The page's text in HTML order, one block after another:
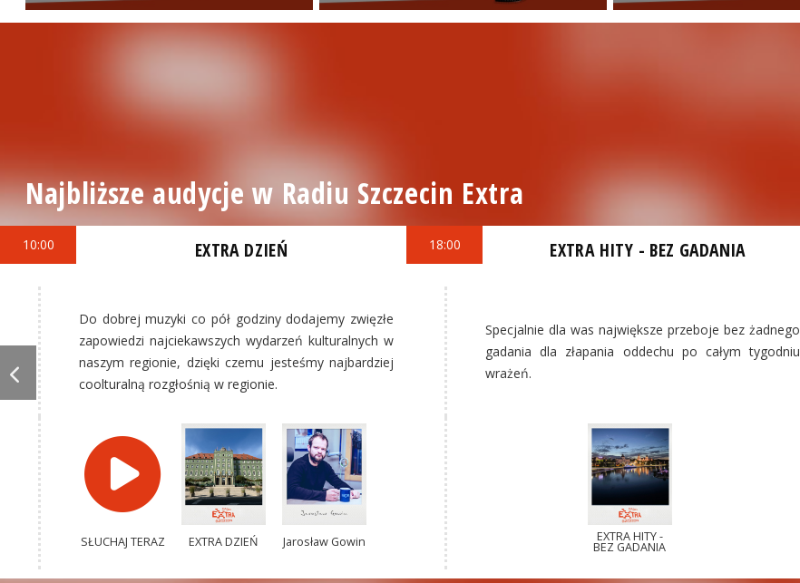
Najbliższe audycje w Radiu Szczecin Extra
10:00 EXTRA DZIEŃ
Do dobrej muzyki co pół godziny dodajemy zwięzłe
zapowiedzi najciekawszych wydarzeń kulturalnych w
naszym regionie, dzięki czemu jesteśmy najbardziej
coolturalną rozgłośnią w regionie.
SŁUCHAJ TERAZ EXTRA DZIEŃ Jarosław Gowin
18:00 EXTRA HITY - BEZ GADANIA
Specjalnie dla was największe przeboje bez żadnego
gadania dla złapania oddechu po całym tygodniu
wrażeń.
EXTRA HITY -
BEZ GADANIA